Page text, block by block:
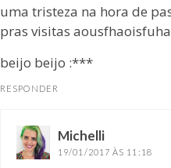
uma tristeza na hora de
pras visitas aousfhaoisfuha
beijo beijo :***
RESPONDER
Michelli
19/01/2017 ÀS 11:18